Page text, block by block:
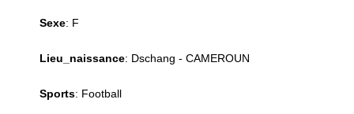
Sexe: F
Lieu_naissance: Dschang - CAMEROUN
Sports: Football